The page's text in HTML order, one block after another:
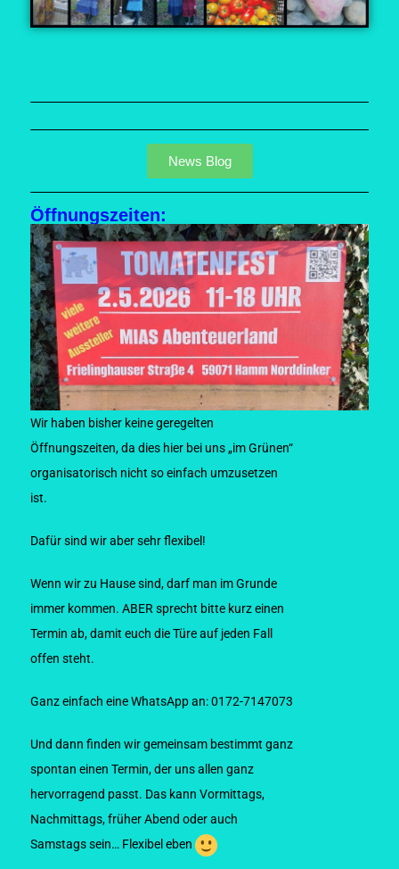
News Blog
Öffnungszeiten:
Wir haben bisher keine geregelten
Öffnungszeiten, da dies hier bei uns „im Grünen“
organisatorisch nicht so einfach umzusetzen
ist.
Dafür sind wir aber sehr flexibel!
Wenn wir zu Hause sind, darf man im Grunde
immer kommen. ABER sprecht bitte kurz einen
Termin ab, damit euch die Türe auf jeden Fall
offen steht.
Ganz einfach eine WhatsApp an: 0172-7147073
Und dann finden wir gemeinsam bestimmt ganz
spontan einen Termin, der uns allen ganz
hervorragend passt. Das kann Vormittags,
Nachmittags, früher Abend oder auch
Samstags sein… Flexibel eben